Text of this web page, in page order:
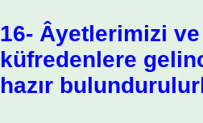
16- Âyetlerimizi ve
küfredenlere
hazır